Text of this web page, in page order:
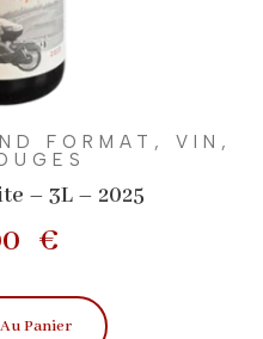
FORMAT , VIN ,
– 3L – 2025
€
Panier